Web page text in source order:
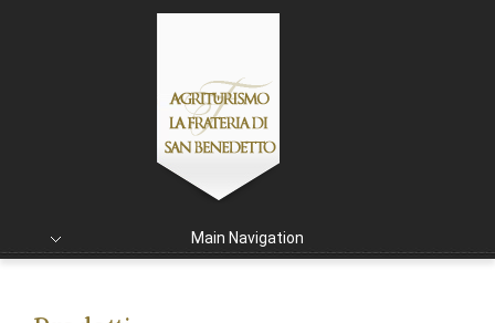
Main Navigation